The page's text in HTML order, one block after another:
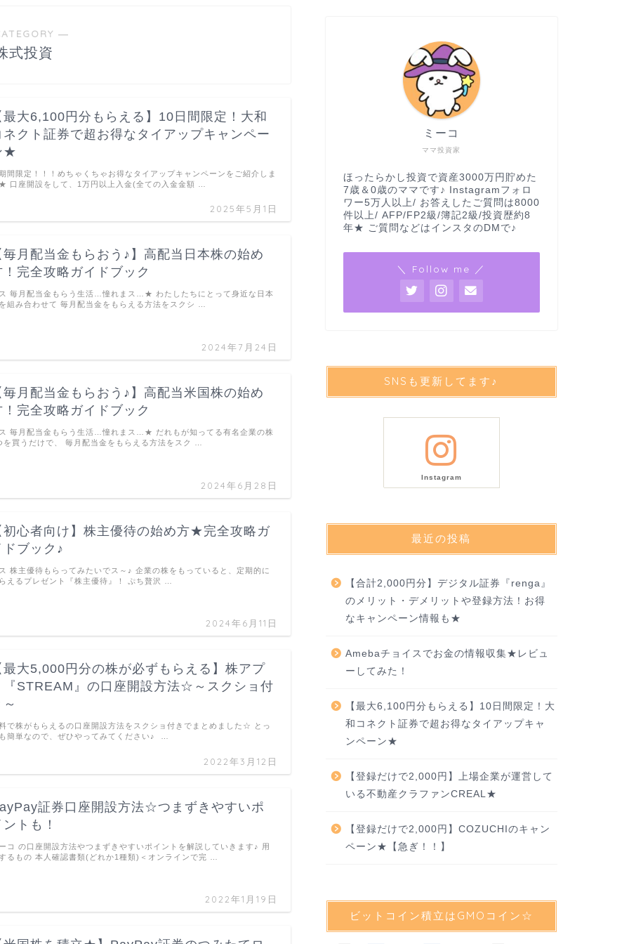
―
式投資
最大6,100円分もらえる】10日間限定！大和
ネクト証券で超お得なタイアップキャンペー
★
2025年5月1日
間限定！！！めちゃくちゃお得なタイアップキャンペーンをご紹介しま
口座開設をして、1万円以上入金(全ての入金金額 …
毎月配当金もらおう♪】高配当日本株の始め
！完全攻略ガイドブック
2024年7月24日
毎月配当金もらう生活…憧れまス…★ わたしたちにとって身近な日本
組み合わせて 毎月配当金をもらえる方法をスクシ …
毎月配当金もらおう♪】高配当米国株の始め
！完全攻略ガイドブック
2024年6月28日
毎月配当金もらう生活…憧れまス…★ だれもが知ってる有名企業の株
を買うだけで、 毎月配当金をもらえる方法をスク …
初心者向け】株主優待の始め方★完全攻略ガ
ドブック♪
2024年6月11日
株主優待もらってみたいでス～♪ 企業の株をもっていると、定期的に
えるプレゼント『株主優待』！ ぷち贅沢 …
最大5,000円分の株が必ずもらえる】株アプ
『STREAM』の口座開設方法☆～スクショ付
2022年3月12日
で株がもらえるの口座開設方法をスクショ付きでまとめました☆ とっ
簡単なので、ぜひやってみてください♪ …
証券口座開設方法☆つまずきやすいポ
トも！
2022年1月19日
コ の口座開設方法やつまずきやすいポイントを解説していきます♪ 用
るもの 本人確認書類(どれか1種類)＜オンラインで完 …
ママ投資家
ミーコ
ほったらかし投資で資産3000万円貯めた
7歳＆0歳のママです♪ Instagramフォロ
ワー5万人以上/ お答えしたご質問は8000
件以上/ AFP/FP2級/簿記2級/投資歴約8
年★ ご質問などはインスタのDMで♪
＼ Follow me ／
SNSも更新してます♪
Instagram
最近の投稿
【合計2,000円分】デジタル証券『renga』
のメリット・デメリットや登録方法！お得
なキャンペーン情報も★
Amebaチョイスでお金の情報収集★レビュ
ーしてみた！
【最大6,100円分もらえる】10日間限定！大
和コネクト証券で超お得なタイアップキャ
ンペーン★
【登録だけで2,000円】上場企業が運営して
いる不動産クラファンCREAL★
【登録だけで2,000円】COZUCHIのキャン
ペーン★【急ぎ！！】
ビットコイン積立はGMOコイン☆